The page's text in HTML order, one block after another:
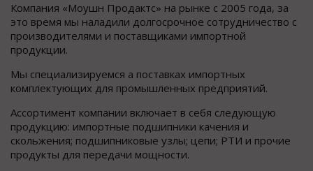
Компания «‎Моушн Продактс» на рынке с 2005 года, за
это время мы наладили долгосрочное сотрудничество с
производителями и поставщиками импортной
продукции.
Мы специализируемся а поставках импортных
комплектующих для промышленных предприятий.
Ассортимент компании включает в себя следующую
продукцию: импортные подшипники качения и
скольжения; подшипниковые узлы; цепи; РТИ и прочие
продукты для передачи мощности.